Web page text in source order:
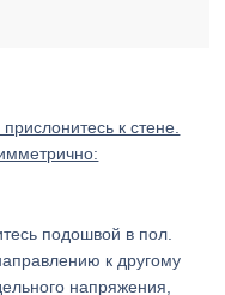
к стене.
подошвой в пол.
к другому
напряжения,